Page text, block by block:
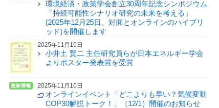
環境経済・政策学会創立30周年記念シンポジウム
「持続可能性シナリオ研究の未来を考える」
(2025年12月25日、対面とオンラインのハイブリ
ッド)を開催します
2025年11月10日
小井土 賢二 主任研究員らが日本エネルギー学会
よりポスター発表賞を受賞
2025年11月10日
オンラインイベント「どこよりも早い？気候変動
COP30解説トーク！」（12/1）開催のお知らせ